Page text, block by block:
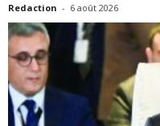
Redaction - 6 août 2026